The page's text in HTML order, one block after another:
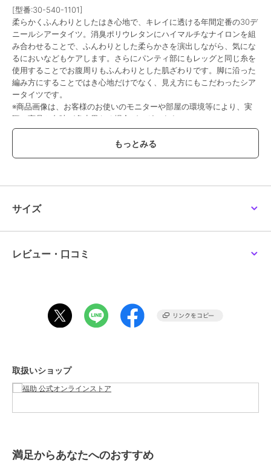
[型番:30-540-1101]
柔らかくふんわりとしたはき心地で、キレイに透ける年間定番の30デ
ニールシアータイツ。消臭ポリウレタンにハイマルチなナイロンを組
み合わせることで、ふんわりとした柔らかさを演出しながら、気にな
るにおいなどもケアします。さらにパンティ部にもレッグと同じ糸を
使用することでお腹周りもふんわりとした肌ざわりです。脚に沿った
編み方にすることではき心地だけでなく、見え方にもこだわったシア
ータイツです。
※商品画像は、お客様のお使いのモニターや部屋の環境等により、実
際の商品と色味が多少異なる場合がございます。
●品番：30-540-1101
●組成：ナイロン・ポリウレタン
●特徴：・シアータイツ・無地・SCYゾッキ・マチ付き・ネーム付
き・足型セット・つま先補強・段階快適設計・抗菌防臭・静電防止・
この商品は、不良品のみ返品を承ります
ショップ 福助 公式オンラインストア
商品カテゴリ レッグウェア ／
素材
ナイロン・ポリウレタン
サイズ
レビュー・口コミ
取扱いショップ
満足からあなたへのおすすめ